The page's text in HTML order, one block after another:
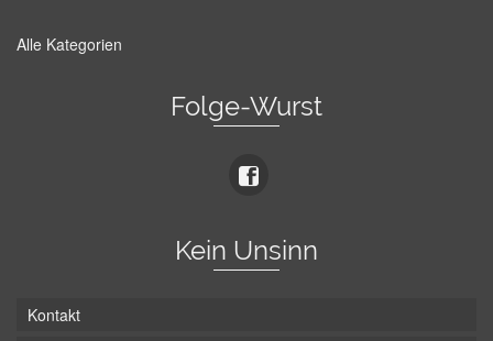
Alle Kategorien
Folge-Wurst
Kein Unsinn
Kontakt